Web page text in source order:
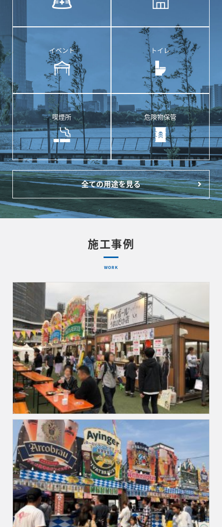
イベント トイレ
喫煙所 危険物保管
全ての用途を見る
施工事例
WORK